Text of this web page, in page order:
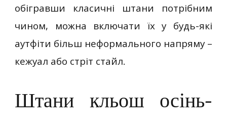
обігравши класичні штани потрібним
чином, можна включати їх у будь-які
аутфіти більш неформального напряму –
кежуал або стріт стайл.
Штани кльош осінь-